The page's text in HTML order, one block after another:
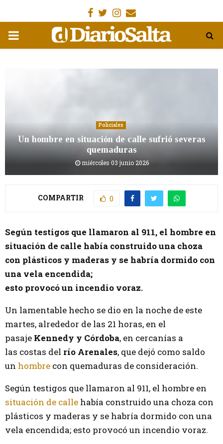
Facebook
Gorjeo
Instagram
Email
MENÚ
Policiales
Un hombre en situación de calle sufrió severas
quemaduras
miércoles 03 junio 2026
COMPARTIR 0
Según testigos que llamaron al 911, el hombre en
situación de calle había construido una choza
con plásticos y maderas y se habría dormido con
una vela encendida;
esto provocó un incendio voraz.
Un lamentable hecho se dio en la noche de este
martes, alrededor de las 21 horas, en el
pasaje Kennedy y Córdoba, en cercanías a
las costas del río Arenales, que dejó como saldo
un hombre con quemaduras de consideración.
Según testigos que llamaron al 911, el hombre en
situación de calle había construido una choza con
plásticos y maderas y se habría dormido con una
vela encendida; esto provocó un incendio voraz.